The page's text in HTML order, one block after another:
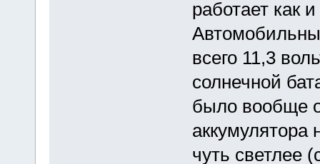
работает как
всего 11,3
солнечной
было вообще
аккумулятора
чуть светлее